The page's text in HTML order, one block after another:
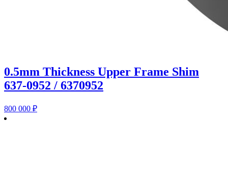
0.5mm Thickness Upper Frame Shim
637-0952 / 6370952
800 000 ₽